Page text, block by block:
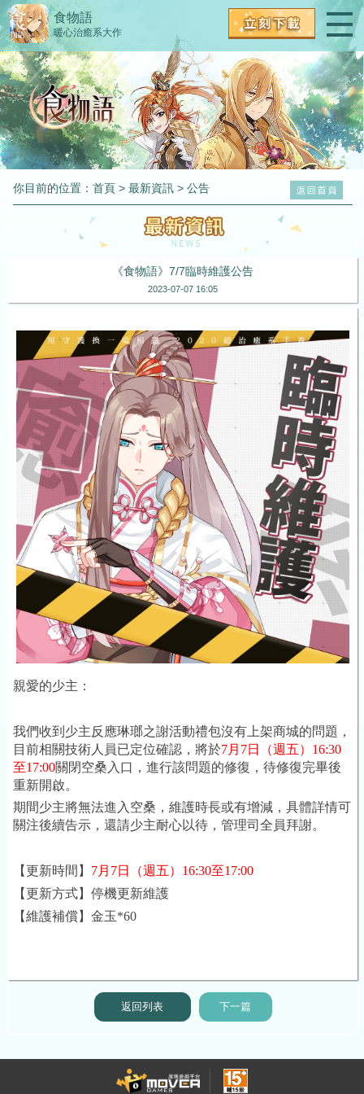
食物語
暖心治癒系大作
你目前的位置：首頁 >最新資訊 >公告
《食物語》7/7臨時維護公告
2023-07-07 16:05
親愛的少主：
我們收到少主反應琳瑯之謝活動禮包沒有上架商城的問題 ，
目前相關技術 人員已定位確認，將於7月7日（週五）16:30
至17:00關閉空桑入口，進行該問題的修復，待修復完畢後
重新開啟。
期間少主將無法進入空桑，維護時長或有增減，具體詳情可
關注後續告示，還請少主耐心以待，管理司全員拜謝。
【更新時間】 7月7日（週五） 16:30至17:00
【更新方式】停機更新維護
【維護補償】金玉*60
返回列表 下一篇